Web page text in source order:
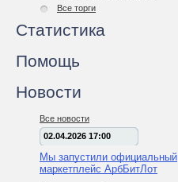
Все торги
Статистика
Помощь
Новости
Все новости
02.04.2026 17:00
Мы запустили официальный
маркетплейс АрбБитЛот